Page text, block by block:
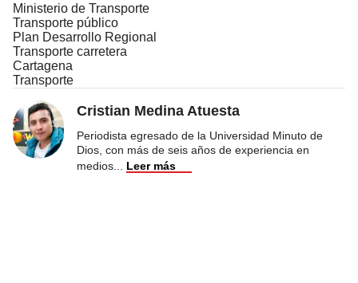
Ministerio de Transporte
Transporte público
Plan Desarrollo Regional
Transporte carretera
Cartagena
Transporte
Cristian Medina Atuesta
Periodista egresado de la Universidad Minuto de
Dios, con más de seis años de experiencia en
medios
Leer más